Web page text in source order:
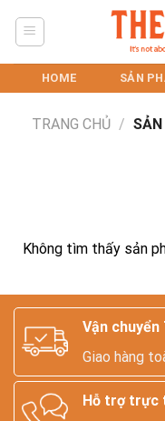
HOME SẢN
TRANG CHỦ /
Không tìm thấy sản
Vận
Giao hàng
Hỗ trợ trực